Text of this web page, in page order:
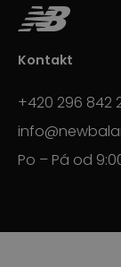
Kontakt
+420 296 842
Po – Pá od